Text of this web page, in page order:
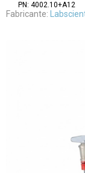
PN: 4002.10+A12
Fabricante: